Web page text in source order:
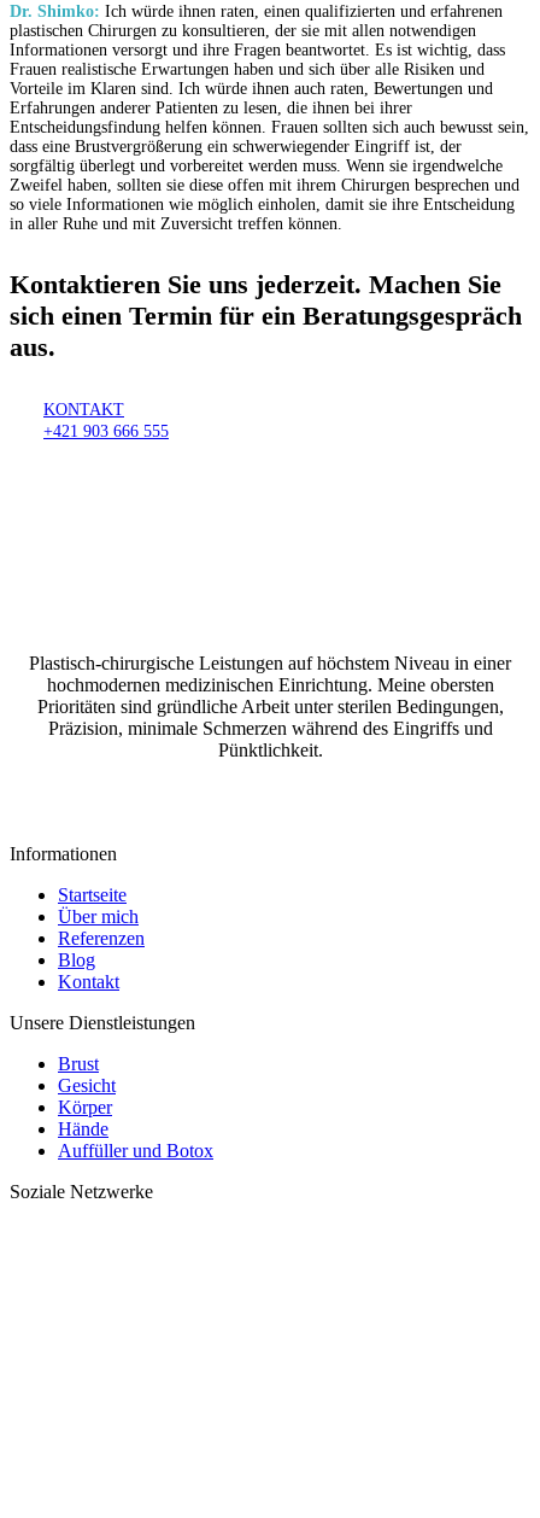
Dr. Shimko: Ich würde ihnen raten, einen qualifizierten und erfahrenen
plastischen Chirurgen zu konsultieren, der sie mit allen notwendigen
Informationen versorgt und ihre Fragen beantwortet. Es ist wichtig, dass
Frauen realistische Erwartungen haben und sich über alle Risiken und
Vorteile im Klaren sind. Ich würde ihnen auch raten, Bewertungen und
Erfahrungen anderer Patienten zu lesen, die ihnen bei ihrer
Entscheidungsfindung helfen können. Frauen sollten sich auch bewusst sein,
dass eine Brustvergrößerung ein schwerwiegender Eingriff ist, der
sorgfältig überlegt und vorbereitet werden muss. Wenn sie irgendwelche
Zweifel haben, sollten sie diese offen mit ihrem Chirurgen besprechen und
so viele Informationen wie möglich einholen, damit sie ihre Entscheidung
in aller Ruhe und mit Zuversicht treffen können.
Kontaktieren Sie uns jederzeit. Machen Sie
sich einen Termin für ein Beratungsgespräch
aus.
KONTAKT
+421 903 666 555
Plastisch-chirurgische Leistungen auf höchstem Niveau in einer
hochmodernen medizinischen Einrichtung. Meine obersten
Prioritäten sind gründliche Arbeit unter sterilen Bedingungen,
Präzision, minimale Schmerzen während des Eingriffs und
Pünktlichkeit.
Informationen
Startseite
Über mich
Referenzen
Blog
Kontakt
Unsere Dienstleistungen
Brust
Gesicht
Körper
Hände
Auffüller und Botox
Soziale Netzwerke